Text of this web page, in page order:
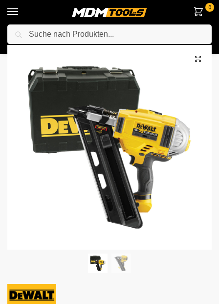
0
Startseite / Elektrowerkzeuge / Anderes Elektrowerkzeuge